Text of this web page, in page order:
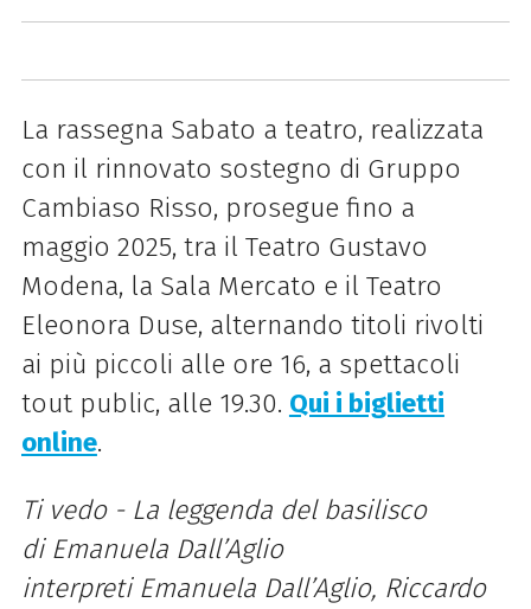
La rassegna Sabato a teatro, realizzata
con il rinnovato sostegno di Gruppo
Cambiaso Risso, prosegue fino a
maggio 2025, tra il Teatro Gustavo
Modena, la Sala Mercato e il Teatro
Eleonora Duse, alternando titoli rivolti
ai più piccoli alle ore 16, a spettacoli
tout public, alle 19.30. Qui i biglietti
online.
Ti vedo - La leggenda del basilisco
di Emanuela Dall’Aglio
interpreti Emanuela Dall’Aglio, Riccardo